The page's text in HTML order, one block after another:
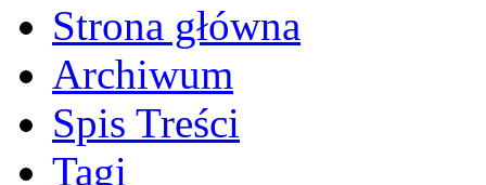
Strona główna
Archiwum
Spis Treści
Tagi